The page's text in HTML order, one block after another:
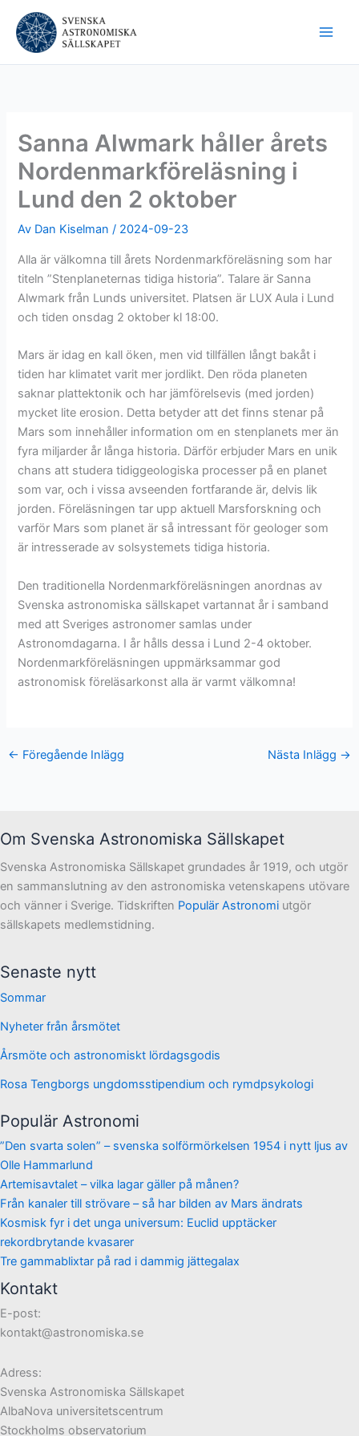
Hoppa
innehåll
Sanna Alwmark håller årets
Nordenmarkföreläsning i
Lund den 2 oktober
Av Dan Kiselman/ 2024-09-23
Alla är välkomna till årets Nordenmarkföreläsning som har
titeln ”Stenplaneternas tidiga historia”. Talare är Sanna
Alwmark från Lunds universitet. Platsen är LUX Aula i Lund
och tiden onsdag 2 oktober kl 18:00.
Mars är idag en kall öken, men vid tillfällen långt bakåt i
tiden har klimatet varit mer jordlikt. Den röda planeten
saknar plattektonik och har jämförelsevis (med jorden)
mycket lite erosion. Detta betyder att det finns stenar på
Mars som innehåller information om en stenplanets mer än
fyra miljarder år långa historia. Därför erbjuder Mars en unik
chans att studera tidiggeologiska processer på en planet
som var, och i vissa avseenden fortfarande är, delvis lik
jorden. Föreläsningen tar upp aktuell Marsforskning och
varför Mars som planet är så intressant för geologer som
är intresserade av solsystemets tidiga historia.
Den traditionella Nordenmarkföreläsningen anordnas av
Svenska astronomiska sällskapet vartannat år i samband
med att Sveriges astronomer samlas under
Astronomdagarna. I år hålls dessa i Lund 2-4 oktober.
Nordenmarkföreläsningen uppmärksammar god
astronomisk föreläsarkonst alla är varmt välkomna!
← Föregående Inlägg Nästa Inlägg →
Om Svenska Astronomiska Sällskapet
Svenska Astronomiska Sällskapet grundades år 1919, och utgör
en sammanslutning av den astronomiska vetenskapens utövare
och vänner i Sverige. Tidskriften Populär Astronomi utgör
sällskapets medlemstidning.
Senaste nytt
Sommar
Nyheter från årsmötet
Årsmöte och astronomiskt lördagsgodis
Rosa Tengborgs ungdomsstipendium och rymdpsykologi
Populär Astronomi
”Den svarta solen” – svenska solförmörkelsen 1954 i nytt ljus av
Olle Hammarlund
Artemisavtalet – vilka lagar gäller på månen?
Från kanaler till strövare – så har bilden av Mars ändrats
Kosmisk fyr i det unga universum: Euclid upptäcker
rekordbrytande kvasarer
Tre gammablixtar på rad i dammig jättegalax
Kontakt
E-post:
kontakt@astronomiska.se
Adress:
Svenska Astronomiska Sällskapet
AlbaNova universitetscentrum
Stockholms observatorium